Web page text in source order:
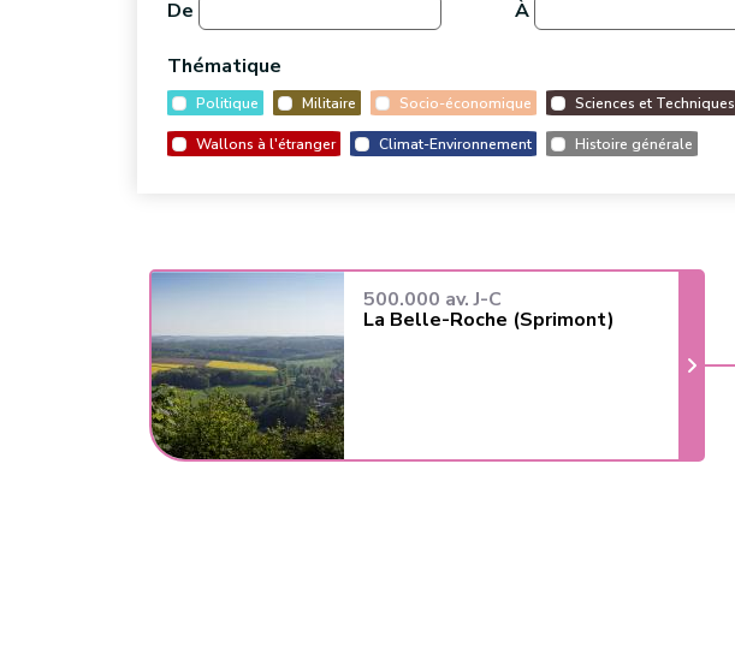
De À
Thématique
Politique Militaire Socio-économique Sciences et Techniques
Wallons à l'étranger Climat-Environnement Histoire générale
500.000 av. J-C
La Belle-Roche (Sprimont)